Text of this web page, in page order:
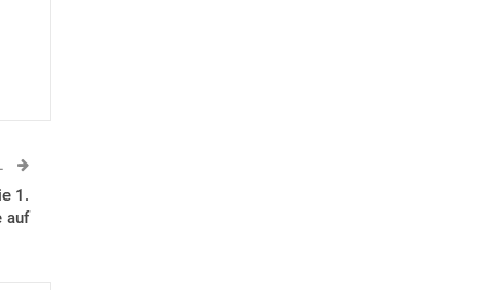
1.
auf